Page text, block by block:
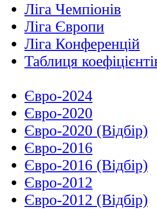
Ліга Чемпіонів
Ліга Європи
Ліга Конференцій
Таблиця
Євро-2024
Євро-2020
Євро-2020 (Відбір)
Євро-2016
Євро-2016 (Відбір)
Євро-2012
Євро-2012 (Відбір)